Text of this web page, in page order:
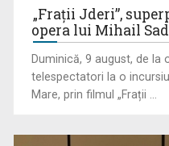
„Frații Jderi”,
opera lui Mihail
Duminică, 9 august, de la
telespectatori la o
Mare, prin filmul „Frații ...